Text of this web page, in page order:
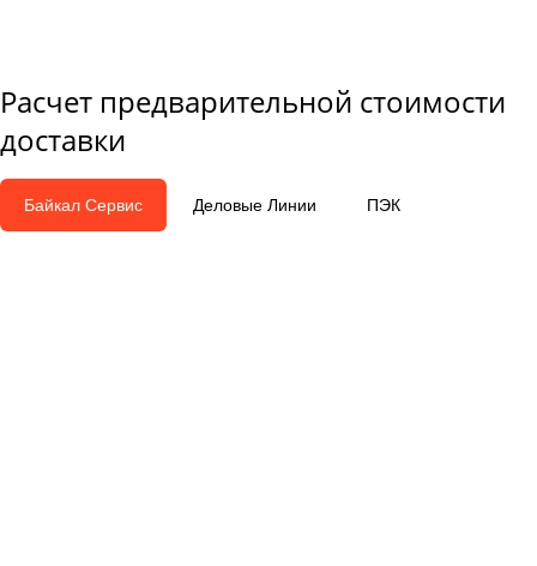
Расчет предварительной стоимости
доставки
Байкал Сервис Деловые Линии ПЭК